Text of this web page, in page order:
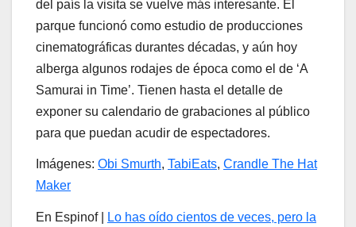
del país la visita se vuelve más interesante. El
parque funcionó como estudio de producciones
cinematográficas durantes décadas, y aún hoy
alberga algunos rodajes de época como el de ‘A
Samurai in Time’. Tienen hasta el detalle de
exponer su calendario de grabaciones al público
para que puedan acudir de espectadores.
Imágenes: Obi Smurth, TabiEats, Crandle The Hat
Maker
En Espinof |
Lo has oído cientos de veces, pero la